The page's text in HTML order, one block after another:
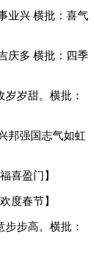
业兴 横批：喜气
庆多 横批：四季
岁甜。横批：
邦强国志气如虹
喜盈门】
度春节】
步高。横批：